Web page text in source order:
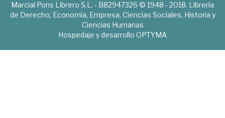
Marcial Pons Librero S.L. - B82947326 © 1948 - 2018. Librería
de Derecho, Economía, Empresa, Ciencias Sociales, Historia y
Ciencias Humanas
Hospedaje y desarrollo OPTYMA